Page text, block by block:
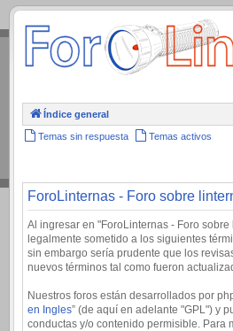
.
Índice general
Temas sin respuesta Temas activos
ForoLinternas - Foro sobre
Al ingresar en "ForoLinternas - Foro
legalmente sometido a los siguientes
sin embargo sería prudente que los
nuevos términos tal como fueron
Nuestros foros están desarrollados por
en Ingles” (de aquí en adelante "GPL") y
conductas y/o contenido permisible. Para